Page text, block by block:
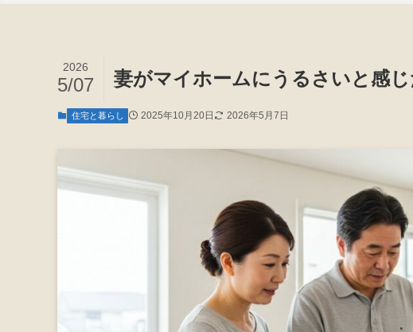
妻がマイホームにうるさいと感
2026
5/07
住宅と暮らし 2025年10月20日 2026年5月7日